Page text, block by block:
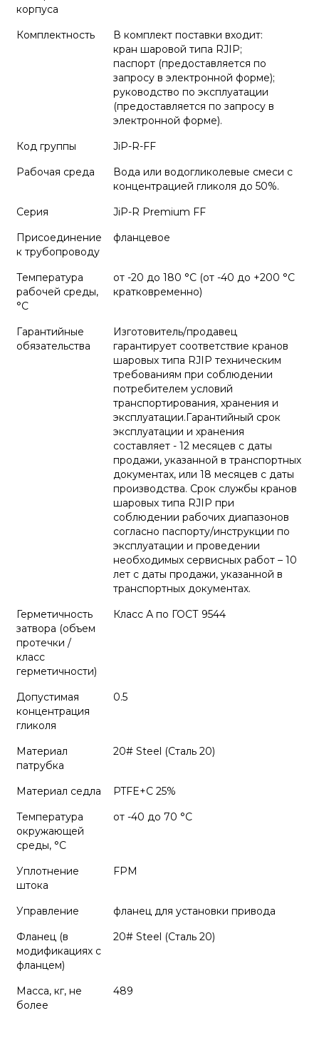
корпуса
Комплектность
В комплект поставки входит:
кран шаровой типа RJIP;
паспорт (предоставляется по
запросу в электронной форме);
руководство по эксплуатации
(предоставляется по запросу в
электронной форме).
Код группы
JiP-R-FF
Рабочая среда
Вода или водогликолевые смеси с
концентрацией гликоля до 50%.
Серия
JiP-R Premium FF
Присоединение
к трубопроводу
фланцевое
Температура
рабочей среды,
°С
от -20 до 180 °C (от -40 до +200 °С
кратковременно)
Гарантийные
обязательства
Изготовитель/продавец
гарантирует соответствие кранов
шаровых типа RJIP техническим
требованиям при соблюдении
потребителем условий
транспортирования, хранения и
эксплуатации.Гарантийный срок
эксплуатации и хранения
составляет - 12 месяцев с даты
продажи, указанной в транспортных
документах, или 18 месяцев с даты
производства. Срок службы кранов
шаровых типа RJIP при
соблюдении рабочих диапазонов
согласно паспорту/инструкции по
эксплуатации и проведении
необходимых сервисных работ – 10
лет с даты продажи, указанной в
транспортных документах.
Герметичность
затвора (объем
протечки /
класс
герметичности)
Класс А по ГОСТ 9544
Допустимая
концентрация
гликоля
0.5
Материал
патрубка
20# Steel (Сталь 20)
Материал седла
PTFE+C 25%
Температура
окружающей
среды, °C
от -40 до 70 °C
Уплотнение
штока
FPM
Управление
фланец для установки привода
Фланец (в
модификациях с
фланцем)
20# Steel (Сталь 20)
Масса, кг, не
более
489